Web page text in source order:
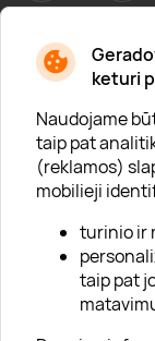
keturi
Naudojame
taip pat
(reklamos)
mobilieji
turinio ir
taip pat
Apie mus
Apie „Gera Dovana“
Lojalumo klubas
Karjera
Visi partneriai
Kontaktai
Tinklaraštis